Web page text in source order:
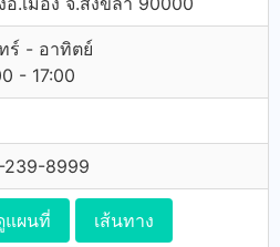
ร์ - อาทิตย์
- 17:00
239-8999
แผนที่ เส้นทาง